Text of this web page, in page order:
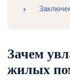
Зачем
жилых